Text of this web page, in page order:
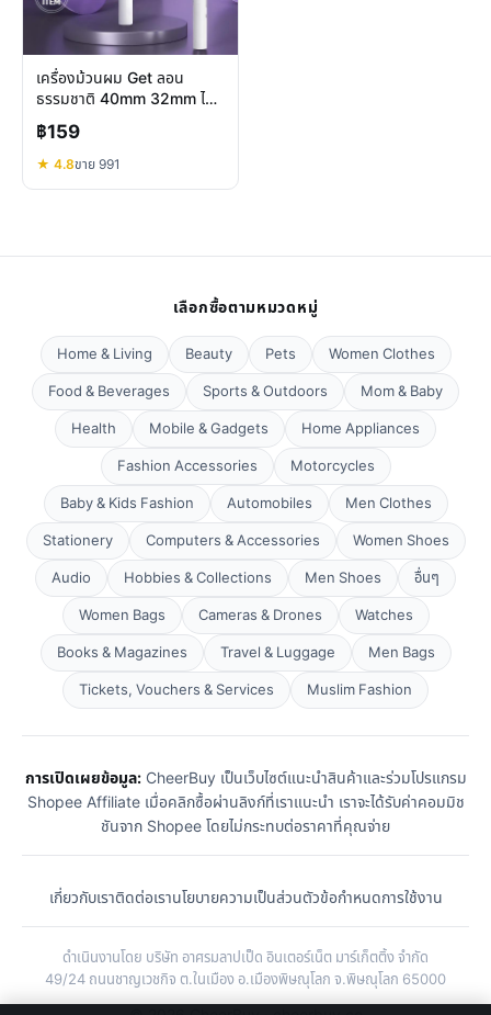
เครื่องม้วนผม Get ลอน
ธรรมชาติ 40mm 32mm ไม่
ทำร้ายผม ผมเงางาม สวยทน
฿159
★ 4.8ขาย 991
เลือกซื้อตามหมวดหมู่
Home & Living Beauty Pets
Women Clothes
Food & Beverages
Sports & Outdoors
Mom & Baby
Health
Mobile & Gadgets
Home Appliances
Fashion Accessories
Motorcycles
Baby & Kids Fashion
Automobiles
Men Clothes
Stationery
Computers & Accessories
Women Shoes
Audio
Hobbies & Collections Men Shoes
อื่นๆ
Women Bags
Cameras & Drones
Watches
Books & Magazines
Travel & Luggage
Men Bags
Tickets, Vouchers & Services
Muslim Fashion
การเปิดเผยข้อมูล:CheerBuy เป็นเว็บไซต์แนะนำสินค้าและร่วมโปรแกรม
Shopee Affiliate เมื่อคลิกซื้อผ่านลิงก์ที่เราแนะนำ เราจะได้รับค่าคอมมิช
ชันจาก Shopee โดยไม่กระทบต่อราคาที่คุณจ่าย
เกี่ยวกับเราติดต่อเรานโยบายความเป็นส่วนตัวข้อกำหนดการใช้งาน
ดำเนินงานโดย บริษัท อาศรมลาปเป็ด อินเตอร์เน็ต มาร์เก็ตติ้ง จำกัด
49/24 ถนนชาญเวชกิจ ต.ในเมือง อ.เมืองพิษณุโลก จ.พิษณุโลก 65000